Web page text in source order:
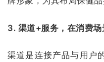
3. 渠道+服务，在消费
渠道是连接产品与用户